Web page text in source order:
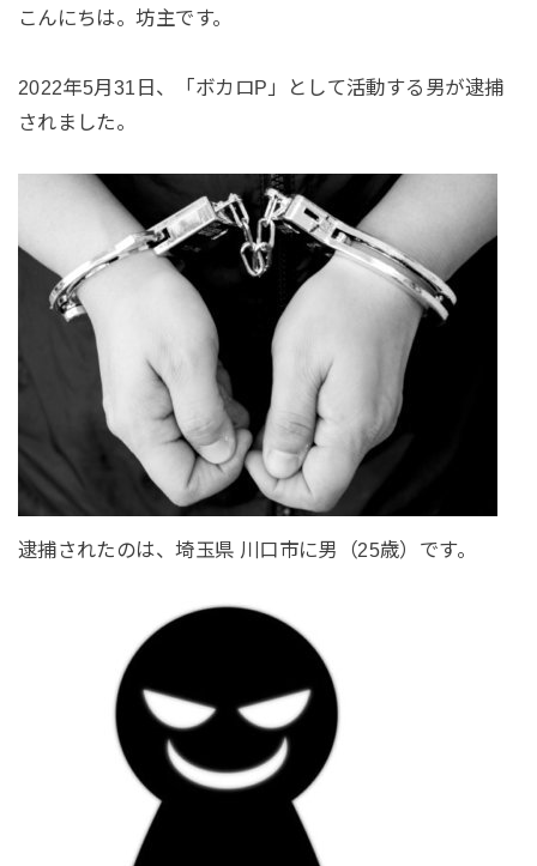
こんにちは。坊主です。
2022年5月31日、「ボカロP」として活動する男が逮捕
されました。
逮捕されたのは、埼玉県 川口市に男（25歳）です。